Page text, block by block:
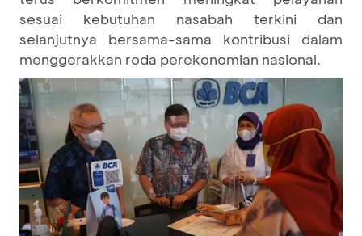
sesuai kebutuhan nasabah terkini dan
selanjutnya bersama-sama kontribusi dalam
menggerakkan roda perekonomian nasional.